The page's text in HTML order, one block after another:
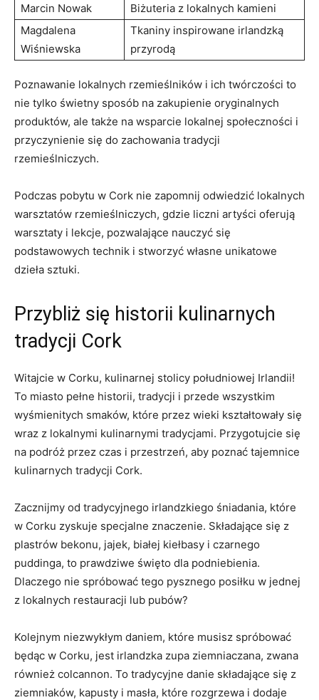
Marcin Nowak
Biżuteria z lokalnych kamieni
Magdalena
Wiśniewska
Tkaniny inspirowane irlandzką
przyrodą
Poznawanie lokalnych rzemieślników i ich twórczości to
nie tylko świetny sposób na zakupienie oryginalnych
produktów, ale‍ także‌ na wsparcie ​lokalnej społeczności i
przyczynienie się do zachowania tradycji
⁣rzemieślniczych.
Podczas pobytu w Cork nie zapomnij odwiedzić lokalnych
warsztatów rzemieślniczych, gdzie liczni artyści oferują
warsztaty ⁢i lekcje, pozwalające ‍nauczyć się
podstawowych technik i stworzyć własne unikatowe
dzieła sztuki.
Przybliż się historii kulinarnych ​
tradycji Cork
Witajcie w Corku, kulinarnej stolicy południowej Irlandii!
To miasto pełne historii, tradycji i przede wszystkim
wyśmienitych smaków, ⁢które przez wieki⁤ kształtowały się
wraz z lokalnymi kulinarnymi tradycjami. Przygotujcie się
na podróż przez czas i ‍przestrzeń, aby poznać​ tajemnice
kulinarnych⁤ tradycji Cork.
Zacznijmy od tradycyjnego irlandzkiego śniadania, które
w Corku zyskuje specjalne znaczenie.⁢ Składające się z
plastrów bekonu, jajek, białej kiełbasy i czarnego
puddinga, to prawdziwe święto dla podniebienia.
Dlaczego nie spróbować tego pysznego posiłku w jednej
z lokalnych restauracji lub⁤ pubów?
Kolejnym niezwykłym daniem, które musisz spróbować
będąc w Corku, jest irlandzka zupa​ ziemniaczana, zwana
również colcannon. To tradycyjne danie składające się z
ziemniaków, kapusty i⁣ masła, które rozgrzewa i dodaje​